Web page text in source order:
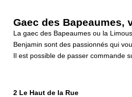
Gaec des
La gaec des Bapeaumes ou la
Benjamin sont des passionnés qui
Il est possible de passer commande
2 Le Haut de la Rue